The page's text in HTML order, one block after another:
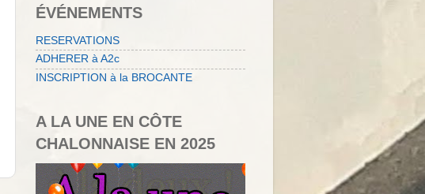
ÉVÉNEMENTS
RESERVATIONS
ADHERER à A2c
INSCRIPTION à la BROCANTE
A LA UNE EN CÔTE
CHALONNAISE EN 2025